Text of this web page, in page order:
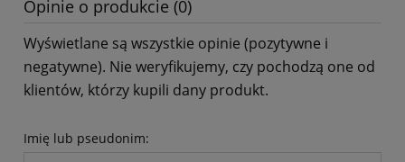
Opinie o produkcie (0)
Wyświetlane są wszystkie opinie (pozytywne i
negatywne). Nie weryfikujemy, czy pochodzą one od
klientów, którzy kupili dany produkt.
Imię lub pseudonim: